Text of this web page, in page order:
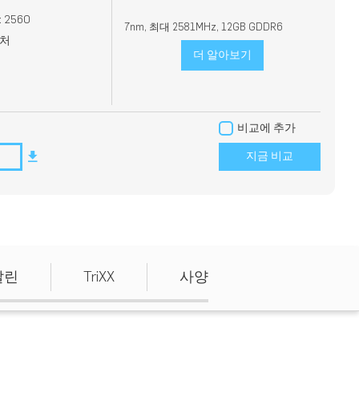
2560
7nm, 최대 2581MHz, 12GB GDDR6
더 알아보기
비교에 추가
지금 비교
TriXX 사양